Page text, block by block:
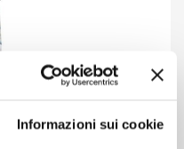
Informazioni sui cookie